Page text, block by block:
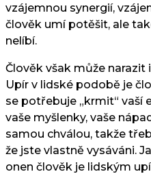
vzájemnou synergií,
člověk umí potěšit, ale
nelíbí.
Člověk však může narazit
Upír v lidské podobě je
se potřebuje „krmit“ vaší
vaše myšlenky, vaše
samou chválou, takže
že jste vlastně vysáváni.
onen člověk je lidským